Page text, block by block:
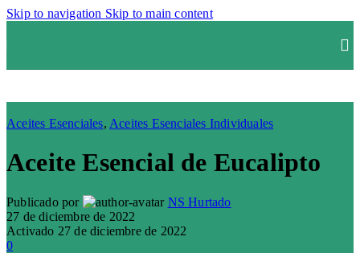
Skip to navigation Skip to main content
Aceites Esenciales, Aceites Esenciales Individuales
Aceite Esencial de Eucalipto
Publicado por
NS Hurtado
27 de diciembre de 2022
Activado 27 de diciembre de 2022
0